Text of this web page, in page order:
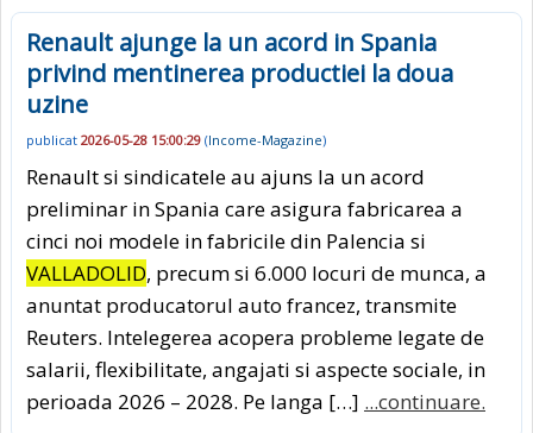
Renault ajunge la un acord in Spania
privind mentinerea productiei la doua
uzine
publicat 2026-05-28 15:00:29 (Income-Magazine)
Renault si sindicatele au ajuns la un acord
preliminar in Spania care asigura fabricarea a
cinci noi modele in fabricile din Palencia si
VALLADOLID, precum si 6.000 locuri de munca, a
anuntat producatorul auto francez, transmite
Reuters. Intelegerea acopera probleme legate de
salarii, flexibilitate, angajati si aspecte sociale, in
perioada 2026 – 2028. Pe langa […] ...continuare.